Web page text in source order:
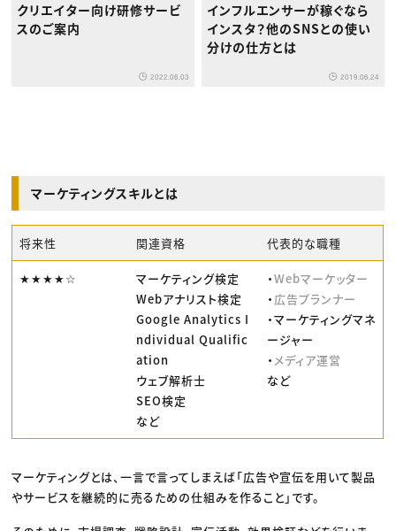
クリエイター向け研修サービ
スのご案内
2022.06.03
インフルエンサーが稼ぐなら
インスタ？他のSNSとの使い
分けの仕方とは
2019.06.24
マーケティングスキルとは
将来性 関連資格 代表的な職種
★★★★☆
マーケティング検定
Webアナリスト検定
Google Analytics I
ndividual Qualific
ation
ウェブ解析士
SEO検定
など
・Webマーケッター
・ 広告プランナー
・マーケティングマネ
ージャー
・ メディア運営
など
マーケティングとは、一言で言ってしまえば「広告や宣伝を用いて製品
やサービスを継続的に売るための仕組みを作ること」です。